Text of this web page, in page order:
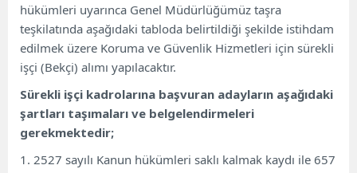
hükümleri uyarınca Genel Müdürlüğümüz taşra
teşkilatında aşağıdaki tabloda belirtildiği şekilde istihdam
edilmek üzere Koruma ve Güvenlik Hizmetleri için sürekli
işçi (Bekçi) alımı yapılacaktır.
Sürekli işçi kadrolarına başvuran adayların aşağıdaki
şartları taşımaları ve belgelendirmeleri
gerekmektedir;
1. 2527 sayılı Kanun hükümleri saklı kalmak kaydı ile 657